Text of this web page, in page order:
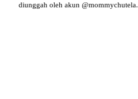
diunggah oleh akun @mommychutela.